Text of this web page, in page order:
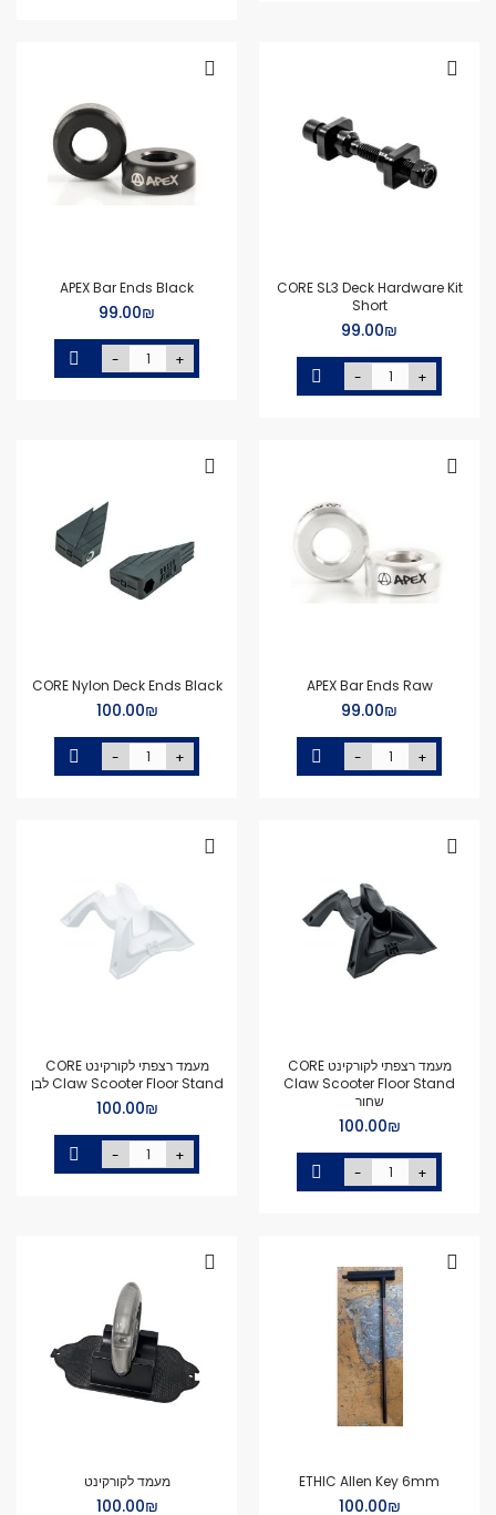
CORE SL3 Deck Hardware Kit
Short
₪‏99.00
- +
APEX Bar Ends Black
₪‏99.00
- +
APEX Bar Ends Raw
₪‏99.00
- +
CORE Nylon Deck Ends Black
₪‏100.00
- +
מעמד רצפתי לקורקינט CORE
Claw Scooter Floor Stand
שחור
₪‏100.00
- +
מעמד רצפתי לקורקינט CORE
Claw Scooter Floor Stand לבן
₪‏100.00
- +
ETHIC Allen Key 6mm
₪‏100.00
מעמד לקורקינט
₪‏100.00